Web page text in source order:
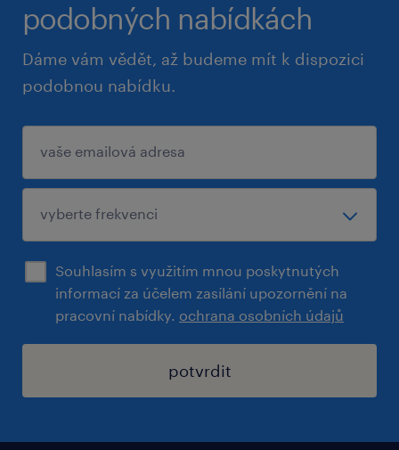
podobných nabídkách
Dáme vám vědět, až budeme mít k dispozici
podobnou nabídku.
Souhlasím s využitím mnou poskytnutých
informací za účelem zasílání upozornění na
pracovní nabídky. ochrana osobních údajů
potvrdit